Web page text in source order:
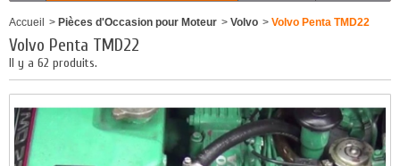
Accueil > Pièces d'Occasion pour Moteur > Volvo > Volvo Penta TMD22
Volvo Penta TMD22
Il y a 62 produits.